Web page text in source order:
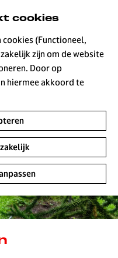
cookies
(Functioneel,
zijn om de website
Door op
hiermee akkoord te